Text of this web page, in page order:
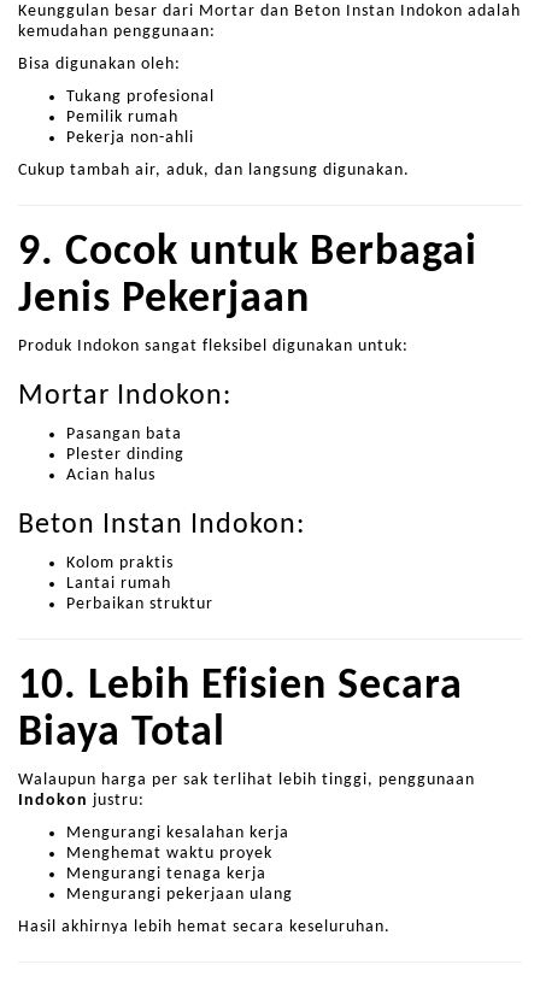
Keunggulan besar dari Mortar dan Beton Instan Indokon adalah
kemudahan penggunaan:
Bisa digunakan oleh:
Tukang profesional
Pemilik rumah
Pekerja non-ahli
Cukup tambah air, aduk, dan langsung digunakan.
9. Cocok untuk Berbagai
Jenis Pekerjaan
Produk Indokon sangat fleksibel digunakan untuk:
Mortar Indokon:
Pasangan bata
Plester dinding
Acian halus
Beton Instan Indokon:
Kolom praktis
Lantai rumah
Perbaikan struktur
10. Lebih Efisien Secara
Biaya Total
Walaupun harga per sak terlihat lebih tinggi, penggunaan
Indokon justru:
Mengurangi kesalahan kerja
Menghemat waktu proyek
Mengurangi tenaga kerja
Mengurangi pekerjaan ulang
Hasil akhirnya lebih hemat secara keseluruhan.